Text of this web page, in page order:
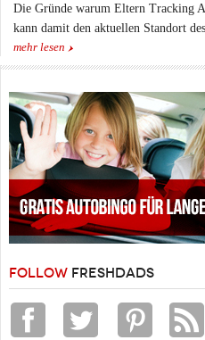
Die Gründe warum Eltern Tracking
kann damit den aktuellen Standort
mehr lesen
FOLLOW FRESHDADS